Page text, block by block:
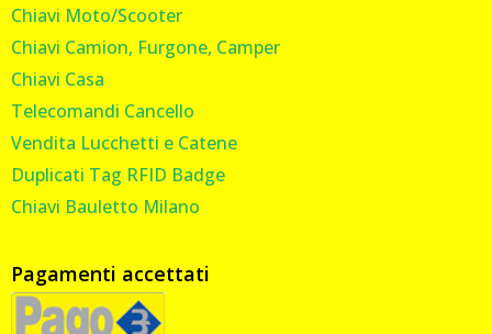
Chiavi Moto/Scooter
Chiavi Camion, Furgone, Camper
Chiavi Casa
Telecomandi Cancello
Vendita Lucchetti e Catene
Duplicati Tag RFID Badge
Chiavi Bauletto Milano
Pagamenti accettati